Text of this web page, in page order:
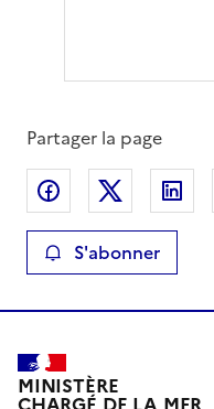
Partager la page
Partager surPartager
S'abonner
MINISTÈRE